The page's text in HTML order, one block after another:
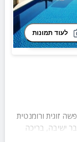
לעוד תמונות
זוגית ורומנטית
עם בר ישיבה, בריכה
מגוון